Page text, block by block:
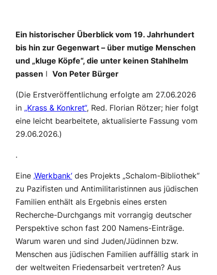
Ein historischer Überblick vom 19. Jahrhundert
bis hin zur Gegenwart – über mutige Menschen
und „kluge Köpfe“, die unter keinen Stahlhelm
passen ǀ Von Peter Bürger
(Die Erstveröffentlichung erfolgte am 27.06.2026
in „Krass & Konkret“, Red. Florian Rötzer; hier folgt
eine leicht bearbeitete, aktualisierte Fassung vom
29.06.2026.)
.
Eine ‚Werkbank‘ des Projekts „Schalom-Bibliothek“
zu Pazifisten und Antimilitaristinnen aus jüdischen
Familien enthält als Ergebnis eines ersten
Recherche-Durchgangs mit vorrangig deutscher
Perspektive schon fast 200 Namens-Einträge.
Warum waren und sind Juden/Jüdinnen bzw.
Menschen aus jüdischen Familien auffällig stark in
der weltweiten Friedensarbeit vertreten? Aus